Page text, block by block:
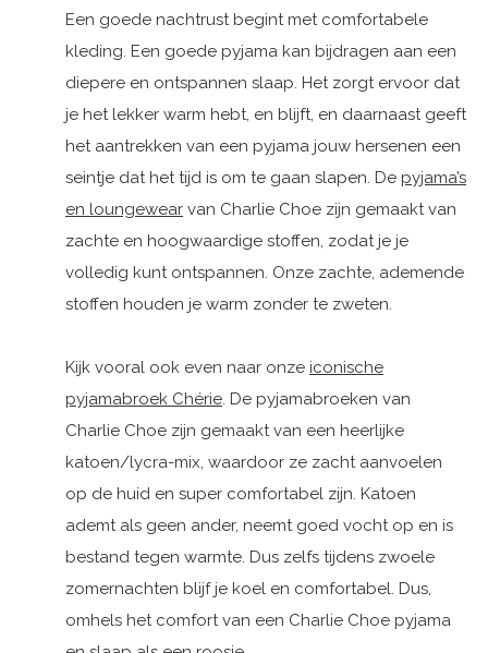
Een goede nachtrust begint met comfortabele
kleding. Een goede pyjama kan bijdragen aan een
diepere en ontspannen slaap. Het zorgt ervoor dat
je het lekker warm hebt, en blijft, en daarnaast geeft
het aantrekken van een pyjama jouw hersenen een
seintje dat het tijd is om te gaan slapen. De pyjama’s
en loungewear van Charlie Choe zijn gemaakt van
zachte en hoogwaardige stoffen, zodat je je
volledig kunt ontspannen. Onze zachte, ademende
stoffen houden je warm zonder te zweten.
Kijk vooral ook even naar onze iconische
pyjamabroek Chérie. De pyjamabroeken van
Charlie Choe zijn gemaakt van een heerlijke
katoen/lycra-mix, waardoor ze zacht aanvoelen
op de huid en super comfortabel zijn. Katoen
ademt als geen ander, neemt goed vocht op en is
bestand tegen warmte. Dus zelfs tijdens zwoele
zomernachten blijf je koel en comfortabel. Dus,
omhels het comfort van een Charlie Choe pyjama